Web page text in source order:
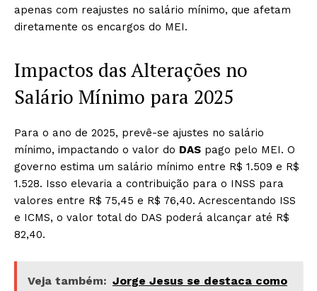
apenas com reajustes no salário mínimo, que afetam
diretamente os encargos do MEI.
Impactos das Alterações no
Salário Mínimo para 2025
Para o ano de 2025, prevê-se ajustes no salário
mínimo, impactando o valor do DAS pago pelo MEI. O
governo estima um salário mínimo entre R$ 1.509 e R$
1.528. Isso elevaria a contribuição para o INSS para
valores entre R$ 75,45 e R$ 76,40. Acrescentando ISS
e ICMS, o valor total do DAS poderá alcançar até R$
82,40.
Veja também: Jorge Jesus se destaca como